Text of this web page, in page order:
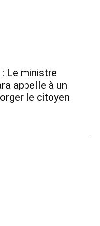
Le ministre
appelle à un
le citoyen